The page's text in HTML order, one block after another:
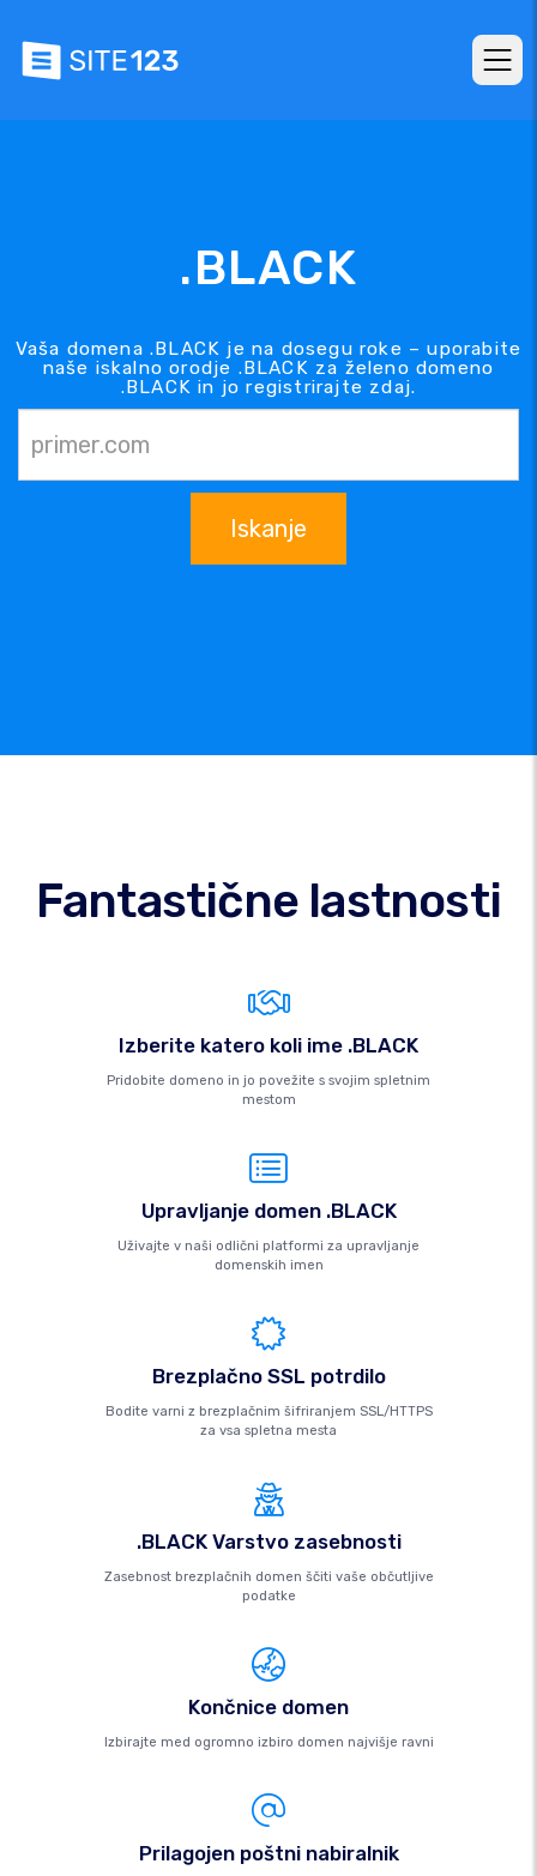
.BLACK
Vaša domena .BLACK je na dosegu roke – uporabite
naše iskalno orodje .BLACK za želeno domeno
.BLACK in jo registrirajte zdaj.
Iskanje
Fantastične lastnosti
Izberite katero koli ime .BLACK
Pridobite domeno in jo povežite s svojim spletnim
mestom
Upravljanje domen .BLACK
Uživajte v naši odlični platformi za upravljanje
domenskih imen
Brezplačno SSL potrdilo
Bodite varni z brezplačnim šifriranjem SSL/HTTPS
za vsa spletna mesta
.BLACK Varstvo zasebnosti
Zasebnost brezplačnih domen ščiti vaše občutljive
podatke
Končnice domen
Izbirajte med ogromno izbiro domen najvišje ravni
Prilagojen poštni nabiralnik